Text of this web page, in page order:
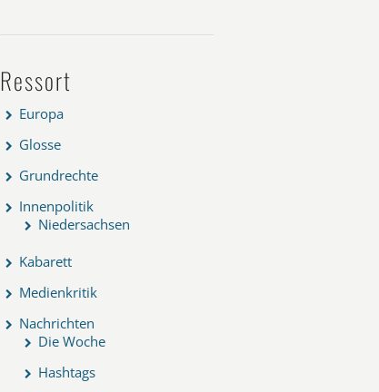
Ressort
Europa
Glosse
Grundrechte
Innenpolitik
Niedersachsen
Kabarett
Medienkritik
Nachrichten
Die Woche
Hashtags